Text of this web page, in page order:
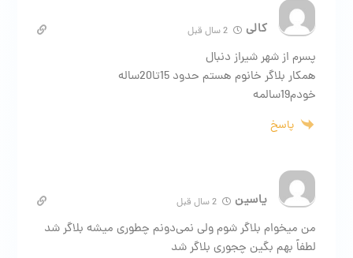
کالی 2 سال قبل
پسرم از شهر شیراز دنبال
همکار بلاگر خانوم هستم حدود 15تا20ساله
خودم19سالمه
پاسخ
یاسین
من میخوام بلاگر شوم ولی نمی‌دونم چطوری میشه بلاگر شد
لطفاً بهم بگین چجوری بلاگر شد